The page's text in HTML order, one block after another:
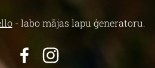
- labo mājas lapu ģeneratoru.